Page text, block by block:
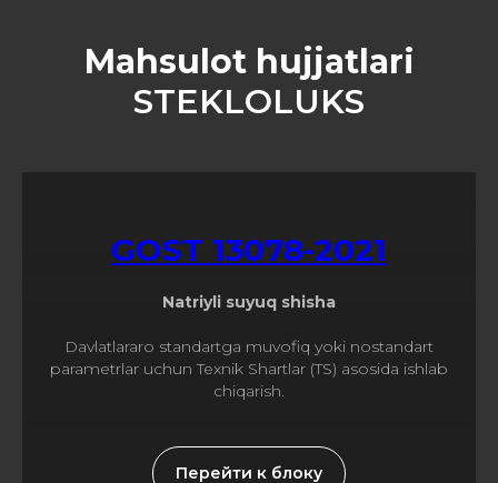
Mahsulot hujjatlari
STEKLOLUKS
GOST 13078-2021
Natriyli suyuq shisha
Davlatlararo standartga muvofiq yoki nostandart
parametrlar uchun Texnik Shartlar (TS) asosida ishlab
chiqarish.
Перейти к блоку